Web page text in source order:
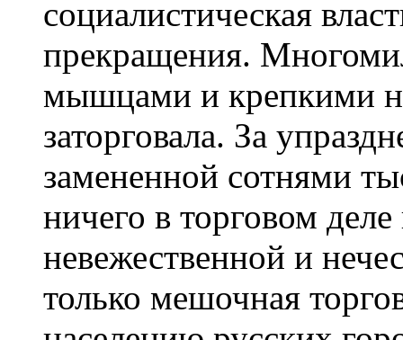
социалистическая
прекращения.
мышцами и крепкими
заторговала. За
замененной сотнями
ничего в торговом
невежественной и
только мешочная